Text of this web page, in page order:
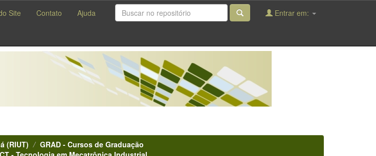
Site Contato Ajuda Entrar em:
(RIUT)
GRAD - Cursos de Graduação